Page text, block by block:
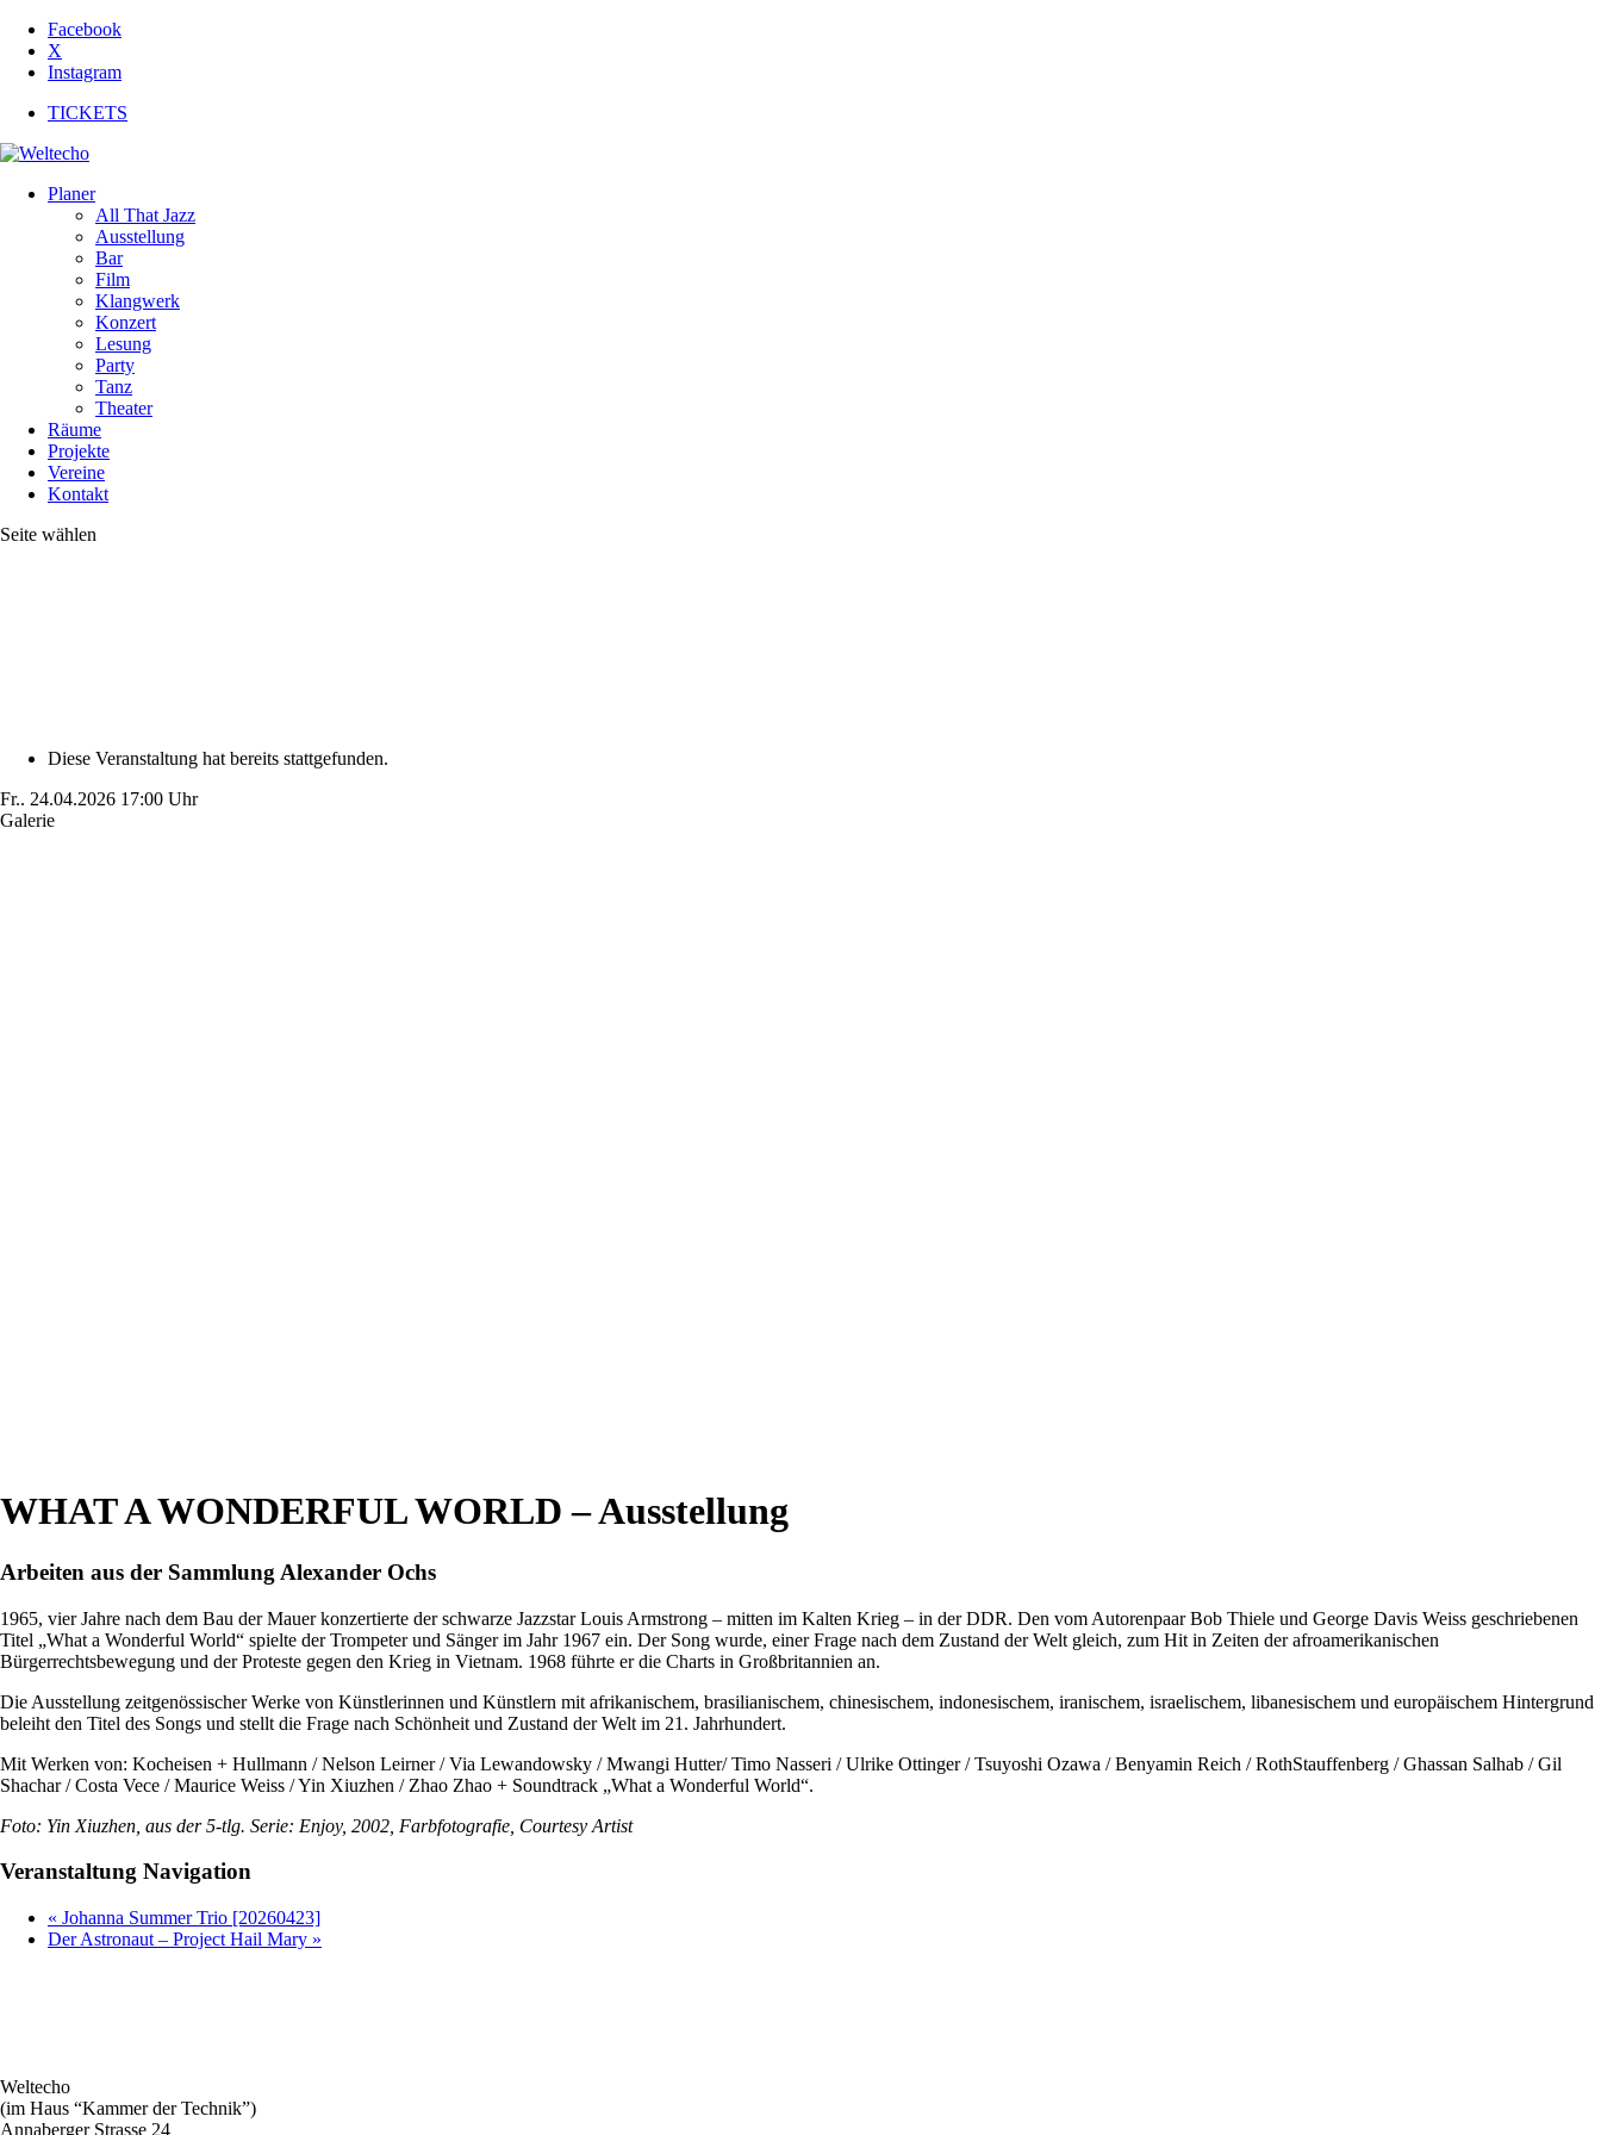
Facebook
X
Instagram
TICKETS
Planer
All That Jazz
Ausstellung
Bar
Film
Klangwerk
Konzert
Lesung
Party
Tanz
Theater
Räume
Projekte
Vereine
Kontakt
Seite wählen
Diese Veranstaltung hat bereits stattgefunden.
Fr.. 24.04.2026 17:00 Uhr
Galerie
WHAT A WONDERFUL WORLD – Ausstellung
Arbeiten aus der Sammlung Alexander Ochs
1965, vier Jahre nach dem Bau der Mauer konzertierte der schwarze Jazzstar Louis Armstrong – mitten im Kalten Krieg – in der DDR. Den vom Autorenpaar Bob Thiele und George Davis Weiss geschriebenen
Titel „What a Wonderful World“ spielte der Trompeter und Sänger im Jahr 1967 ein. Der Song wurde, einer Frage nach dem Zustand der Welt gleich, zum Hit in Zeiten der afroamerikanischen
Bürgerrechtsbewegung und der Proteste gegen den Krieg in Vietnam. 1968 führte er die Charts in Großbritannien an.
Die Ausstellung zeitgenössischer Werke von Künstlerinnen und Künstlern mit afrikanischem, brasilianischem, chinesischem, indonesischem, iranischem, israelischem, libanesischem und europäischem Hintergrund
beleiht den Titel des Songs und stellt die Frage nach Schönheit und Zustand der Welt im 21. Jahrhundert.
Mit Werken von: Kocheisen + Hullmann / Nelson Leirner / Via Lewandowsky / Mwangi Hutter/ Timo Nasseri / Ulrike Ottinger / Tsuyoshi Ozawa / Benyamin Reich / RothStauffenberg / Ghassan Salhab / Gil
Shachar / Costa Vece / Maurice Weiss / Yin Xiuzhen / Zhao Zhao + Soundtrack „What a Wonderful World“.
Foto: Yin Xiuzhen, aus der 5-tlg. Serie: Enjoy, 2002, Farbfotografie, Courtesy Artist
Veranstaltung Navigation
« Johanna Summer Trio [20260423]
Der Astronaut – Project Hail Mary »
Weltecho
(im Haus “Kammer der Technik”)
Annaberger Strasse 24